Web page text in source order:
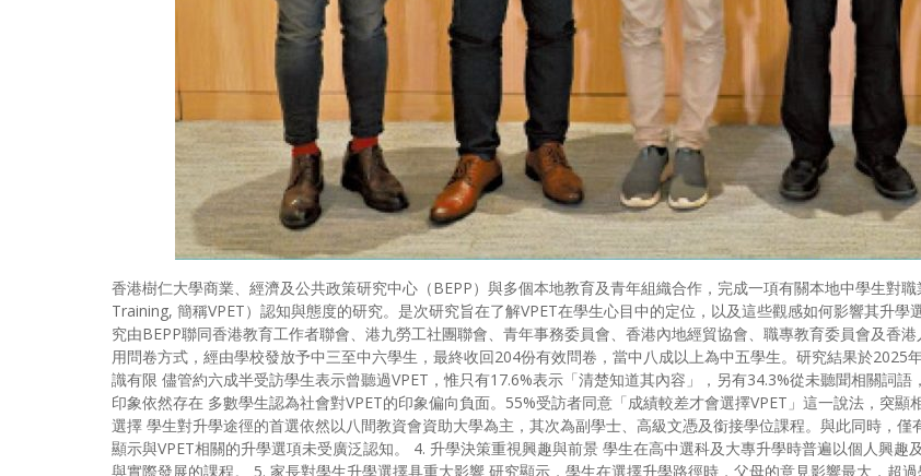
香港樹仁大學商業、經濟及公共政策研究中心（BEPP）與多個本地教育及青年組織合作，完成一項有關本地中學生
Training, 簡稱VPET）認知與態度的研究。是次研究旨在了解VPET在學生心目中的定位，以及這些觀感如何影響其升
究由BEPP聯同香港教育工作者聯會、港九勞工社團聯會、青年事務委員會、香港內地經貿協會、職專教育委員會及香
用問卷方式，經由學校發放予中三至中六學生，最終收回204份有效問卷，當中八成以上為中五學生。研究結果於
識有限 儘管約六成半受訪學生表示曾聽過VPET，惟只有17.6%表示「清楚知道其內容」，另有34.3%從未聽聞相關詞
印象依然存在 多數學生認為社會對VPET的印象偏向負面。55%受訪者同意「成績較差才會選擇VPET」這一說法，突
選擇 學生對升學途徑的首選依然以八間教資會資助大學為主，其次為副學士、高級文憑及銜接學位課程。與此同時，
顯示與VPET相關的升學選項未受廣泛認知。 4. 升學決策重視興趣與前景 學生在高中選科及大專升學時普遍以個人興
與實際發展的課程。 5. 家長對學生升學選擇具重大影響 研究顯示，學生在選擇升學路徑時，父母的意見影響最大，超